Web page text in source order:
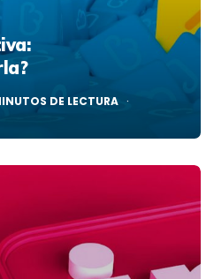
DE LECTURA